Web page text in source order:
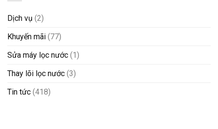
Dịch vụ (2)
Khuyến mãi (77)
Sửa máy lọc nước (1)
Thay lõi lọc nước (3)
Tin tức (418)